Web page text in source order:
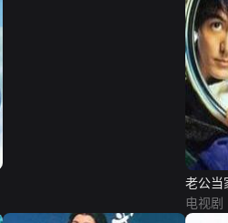
老公当
电视剧